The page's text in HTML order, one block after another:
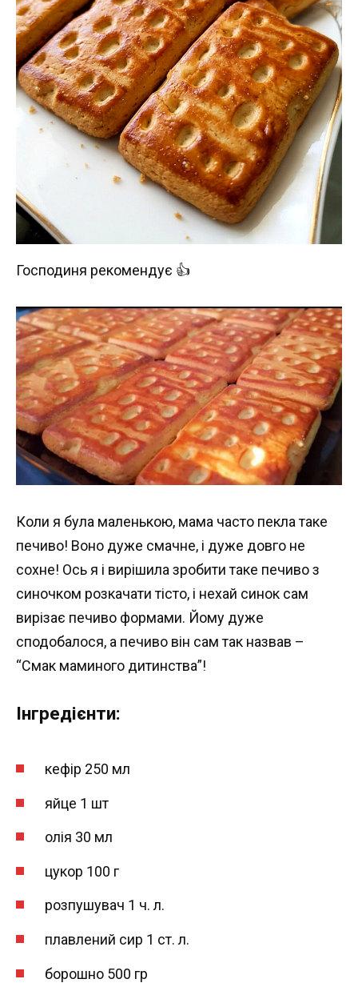
Господиня рекомендує 👍
Коли я була маленькою, мама часто пекла таке
печиво! Воно дуже смачне, і дуже довго не
сохне! Ось я і вирішила зробити таке печиво з
синочком розкачати тісто, і нехай синок сам
вирізає печиво формами. Йому дуже
сподобалося, а печиво він сам так назвав –
“Смак маминого дитинства”!
Інгредієнти:
кефір 250 мл
яйце 1 шт
олія 30 мл
цукор 100 г
розпушувач 1 ч. л.
плавлений сир 1 ст. л.
борошно 500 гр